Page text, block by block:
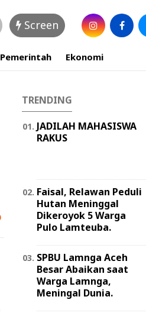
Screen
Pemerintah Ekonomi
TRENDING
JADILAH MAHASISWA
RAKUS
Faisal, Relawan Peduli
Hutan Meninggal
Dikeroyok 5 Warga
Pulo Lamteuba.
SPBU Lamnga Aceh
Besar Abaikan saat
Warga Lamnga,
Meningal Dunia.